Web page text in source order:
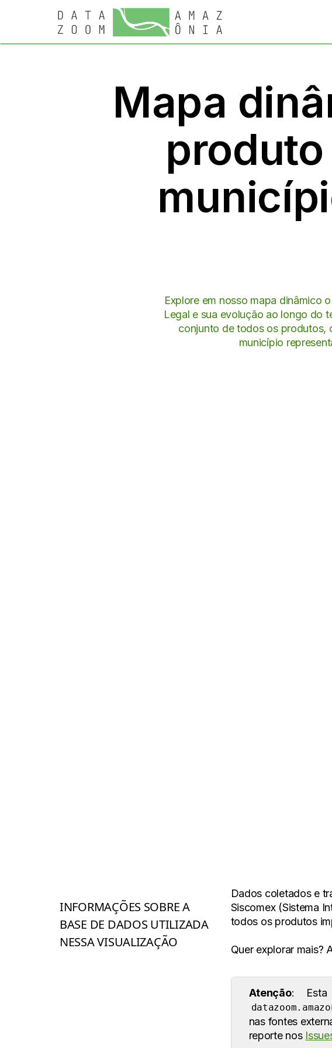
Mapa
Explore em nosso mapa dinâmico
Legal e sua evolução ao longo do
conjunto de todos os produtos,
município
INFORMAÇÕES SOBRE A
BASE DE DADOS UTILIZADA
NESSA VISUALIZAÇÃO
Dados coletados e
Siscomex (Sistema
todos os produtos
Quer explorar mais?
Atenção: Esta
nas fontes
reporte nos